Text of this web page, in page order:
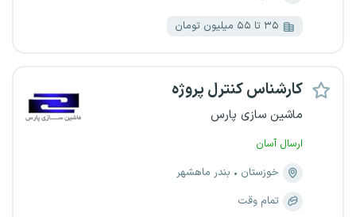
۳۵ تا ۵۵ میلیون تومان
کارشناس کنترل پروژه
ماشین سازی پارس
ارسال آسان
خوزستان
بندر ماهشهر
تمام وقت